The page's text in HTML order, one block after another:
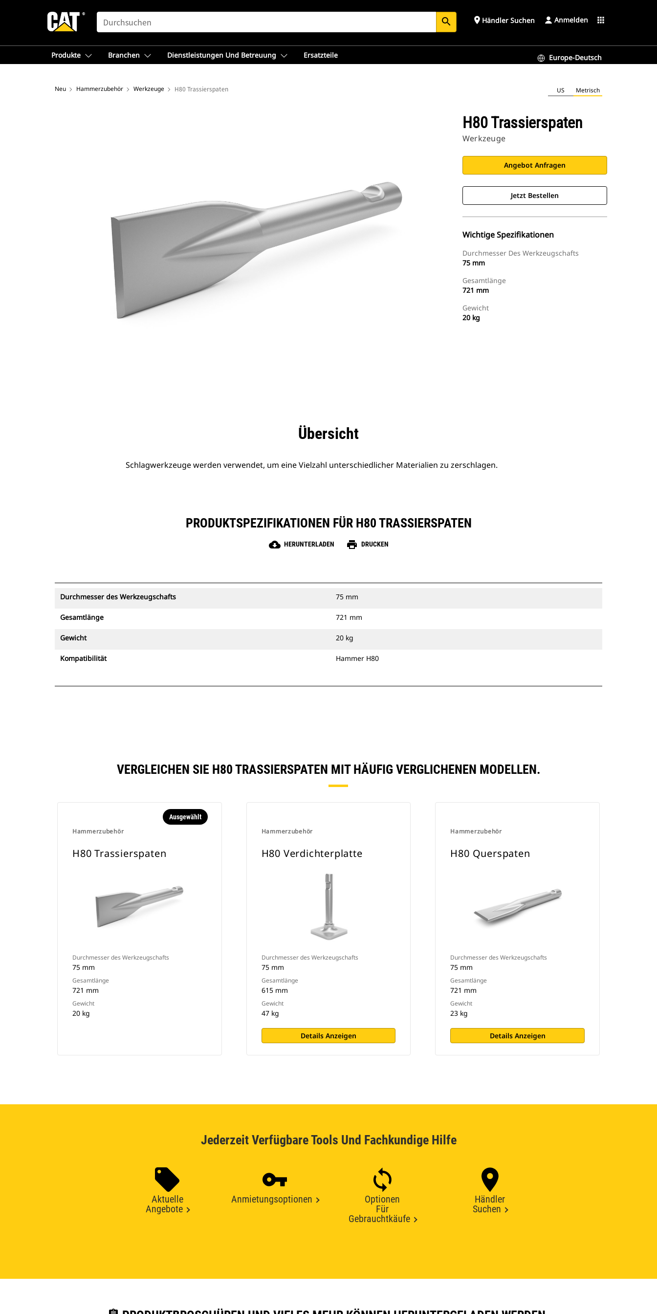
SEARCH search place Händler Suchen Anmelden apps
Produkte Branchen Dienstleistungen Und Betreuung Ersatzteile Europe-Deutsch
Neu Hammerzubehör Werkzeuge H80 Trassierspaten US Metrisch
H80 Trassierspaten
Werkzeuge
Angebot Anfragen
Jetzt Bestellen
Wichtige Spezifikationen
Durchmesser Des Werkzeugschafts
75 mm
Gesamtlänge
721 mm
Gewicht
20 kg
Technische DatenÜbersicht
Schlagwerkzeuge werden verwendet, um eine Vielzahl unterschiedlicher Materialien zu zerschlagen.
PRODUKTSPEZIFIKATIONEN FÜR H80 TRASSIERSPATEN
cloud_download HERUNTERLADEN print DRUCKEN
Durchmesser des Werkzeugschafts 75 mm
Gesamtlänge 721 mm
Gewicht 20 kg
Kompatibilität Hammer H80
VERGLEICHEN SIE H80 TRASSIERSPATEN MIT HÄUFIG VERGLICHENEN MODELLEN.
Hammerzubehör
Ausgewählt
H80 Trassierspaten
Durchmesser des Werkzeugschafts
75 mm
Gesamtlänge
721 mm
Gewicht
20 kg
Hammerzubehör
H80 Verdichterplatte
Durchmesser des Werkzeugschafts
75 mm
Gesamtlänge
615 mm
Gewicht
47 kg
Details Anzeigen
Hammerzubehör
H80 Querspaten
Durchmesser des Werkzeugschafts
75 mm
Gesamtlänge
721 mm
Gewicht
23 kg
Details Anzeigen
Jederzeit Verfügbare Tools Und Fachkundige Hilfe
Aktuelle
Angebote
Anmietungsoptionen
Optionen
Für
Gebrauchtkäufe
Händler
Suchen